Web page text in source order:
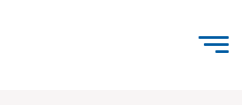
al contenido